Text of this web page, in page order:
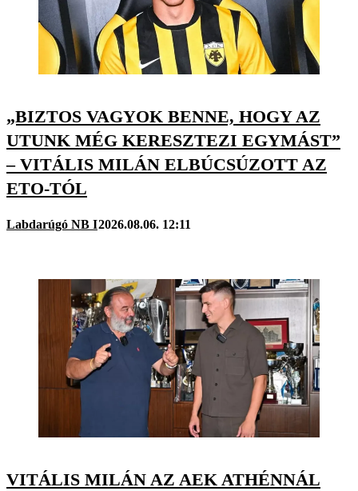
„BIZTOS VAGYOK BENNE, HOGY AZ
UTUNK MÉG KERESZTEZI EGYMÁST”
– VITÁLIS MILÁN ELBÚCSÚZOTT AZ
ETO-TÓL
Labdarúgó NB I2026.08.06. 12:11
VITÁLIS MILÁN AZ AEK ATHÉNNÁL